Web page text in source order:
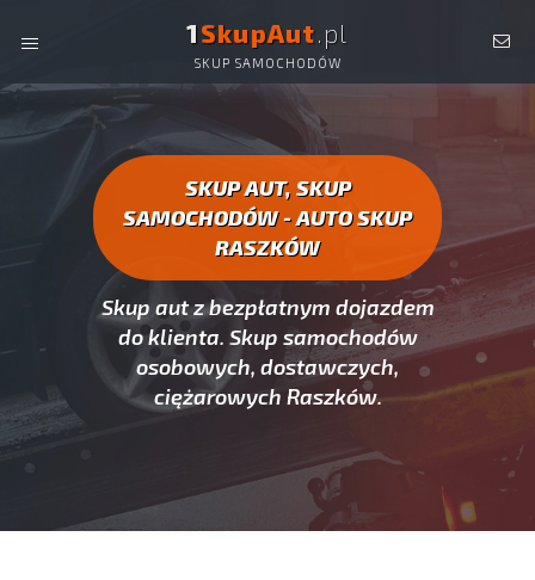
1SkupAut.pl
SKUP SAMOCHODÓW
AUTO SKUP RASZKÓW -
SAMOCHODÓW RASZKÓW
SKUP AUT, SKUP
SAMOCHODÓW - AUTO SKUP
RASZKÓW
Skup aut z bezpłatnym dojazdem
do klienta. Skup samochodów
osobowych, dostawczych,
ciężarowych Raszków.